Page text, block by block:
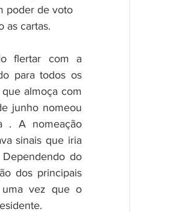
poder de voto
as cartas.
flertar com a
para todos os
almoça com
junho nomeou
. A nomeação
sinais que iria
do
dos principais
uma vez que o